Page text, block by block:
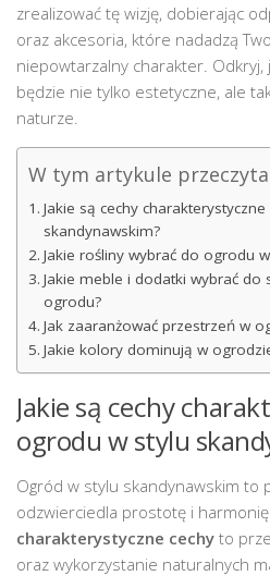
zrealizować tę wizję, dobierając
oraz akcesoria, które nadadzą
niepowtarzalny charakter.
będzie nie tylko estetyczne, ale
naturze.
W tym artykule
Jakie są cechy
skandynawskim?
Jakie rośliny wybrać do ogrodu
Jakie meble i dodatki wybrać do
ogrodu?
Jak zaaranżować przestrzeń w
Jakie kolory dominują w
Jakie są cechy
ogrodu w stylu
Ogród w stylu skandynawskim to
odzwierciedla prostotę i harmonię
charakterystyczne cechy to
oraz wykorzystanie naturalnych